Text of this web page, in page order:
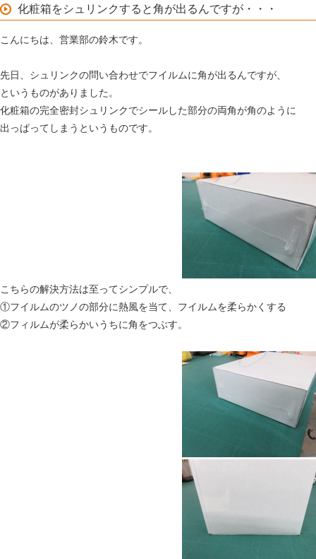
化粧箱をシュリンクすると角が出るんですが・・・
こんにちは、営業部の鈴木です。
先日、シュリンクの問い合わせでフイルムに角が出るんですが、
というものがありました。
化粧箱の完全密封シュリンクでシールした部分の両角が角のように
出っぱってしまうというものです。
こちらの解決方法は至ってシンプルで、
①フイルムのツノの部分に熱風を当て、フイルムを柔らかくする
②フィルムが柔らかいうちに角をつぶす。